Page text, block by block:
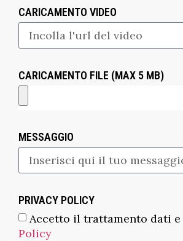
CARICAMENTO VIDEO
CARICAMENTO FILE (MAX 5 MB)
MESSAGGIO
PRIVACY POLICY
Accetto il trattamento dati e
Policy